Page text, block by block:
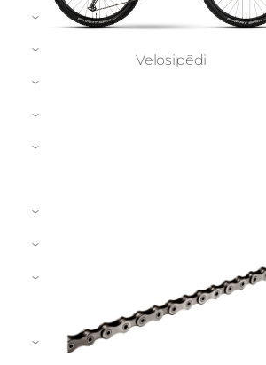
›
›
›
›
›
›
›
›
›
Velosipēdi